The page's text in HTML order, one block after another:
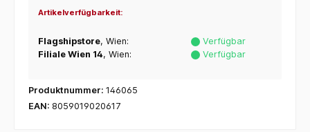
Artikelverfügbarkeit:
Flagshipstore, Wien:
Verfügbar
Filiale Wien 14, Wien: Verfügbar
Produktnummer: 146065
EAN: 8059019020617